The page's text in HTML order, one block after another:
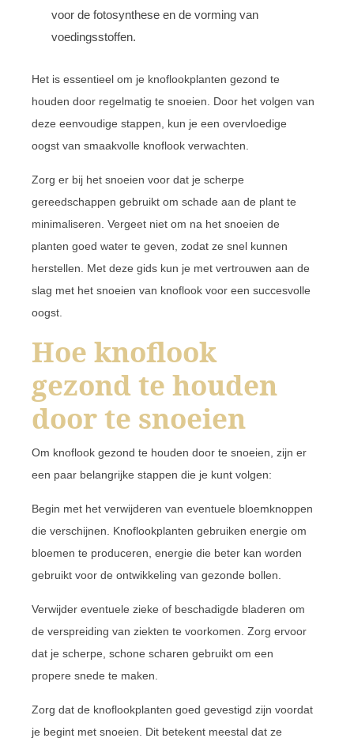
voor de fotosynthese en de vorming van
voedingsstoffen.
Het is essentieel om je knoflookplanten gezond te
houden door regelmatig te snoeien. Door het volgen van
deze eenvoudige stappen, kun je een overvloedige
oogst van smaakvolle knoflook verwachten.
Zorg er bij het snoeien voor dat je scherpe
gereedschappen gebruikt om schade aan de plant te
minimaliseren. Vergeet niet om na het snoeien de
planten goed water te geven, zodat ze snel kunnen
herstellen. Met deze gids kun je met vertrouwen aan de
slag met het snoeien van knoflook voor een succesvolle
oogst.
Hoe knoflook
gezond te houden
door te snoeien
Om knoflook gezond te houden door te snoeien, zijn er
een paar belangrijke stappen die je kunt volgen:
Begin met het verwijderen van eventuele bloemknoppen
die verschijnen. Knoflookplanten gebruiken energie om
bloemen te produceren, energie die beter kan worden
gebruikt voor de ontwikkeling van gezonde bollen.
Verwijder eventuele zieke of beschadigde bladeren om
de verspreiding van ziekten te voorkomen. Zorg ervoor
dat je scherpe, schone scharen gebruikt om een
propere snede te maken.
Zorg dat de knoflookplanten goed gevestigd zijn voordat
je begint met snoeien. Dit betekent meestal dat ze